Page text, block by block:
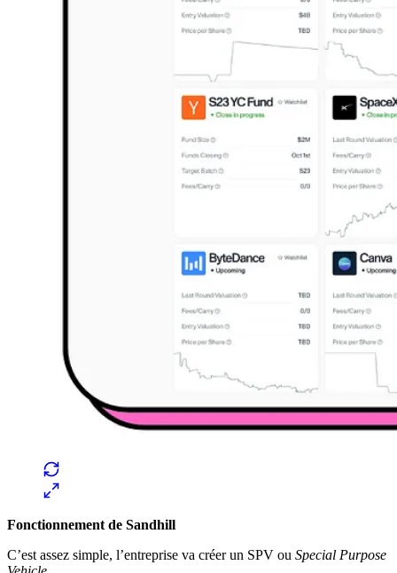
Fonctionnement de Sandhill
C’est assez simple, l’entreprise va créer un SPV ou Special Purpose